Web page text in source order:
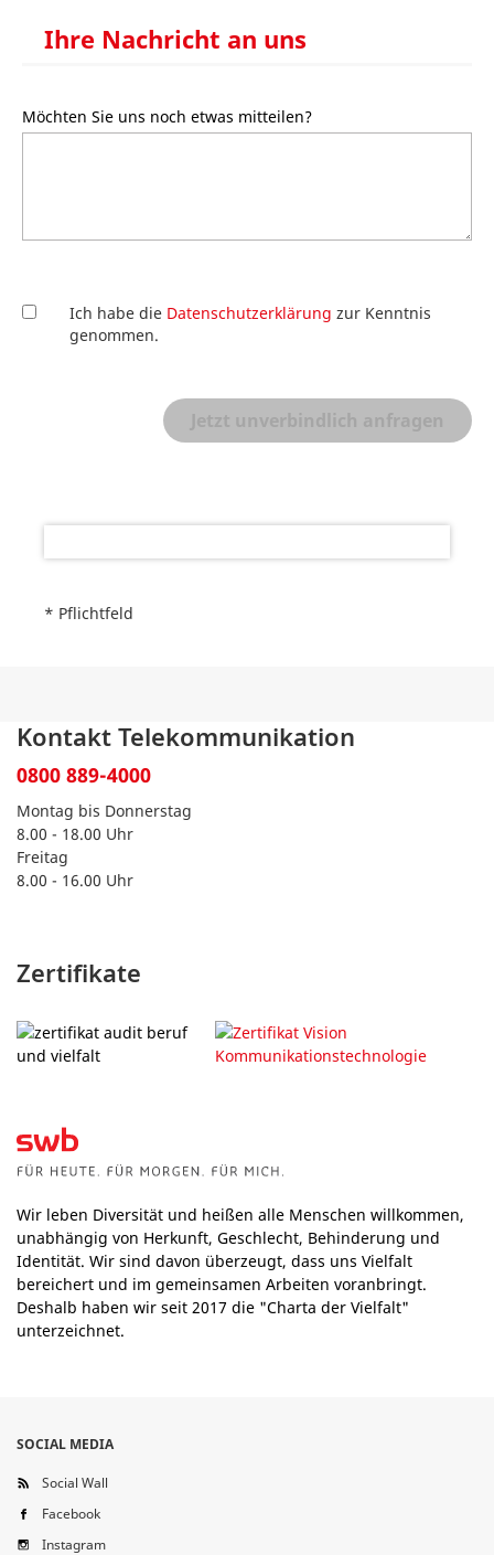
Ihre Nachricht an uns
Möchten Sie uns noch etwas mitteilen?
Ich habe die Datenschutzerklärung zur Kenntnis
genommen.
* Pflichtfeld
Kontakt Telekommunikation
0800 889-4000
Montag bis Donnerstag
8.00 - 18.00 Uhr
Freitag
8.00 - 16.00 Uhr
Zertifikate
Wir leben Diversität und heißen alle Menschen willkommen,
unabhängig von Herkunft, Geschlecht, Behinderung und
Identität. Wir sind davon überzeugt, dass uns Vielfalt
bereichert und im gemeinsamen Arbeiten voranbringt.
Deshalb haben wir seit 2017 die "Charta der Vielfalt"
unterzeichnet.
SOCIAL MEDIA
Social Wall
Facebook
Instagram